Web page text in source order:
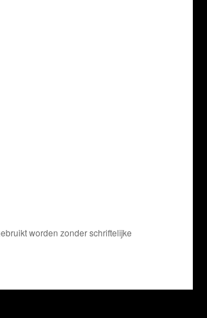
worden zonder schriftelijke